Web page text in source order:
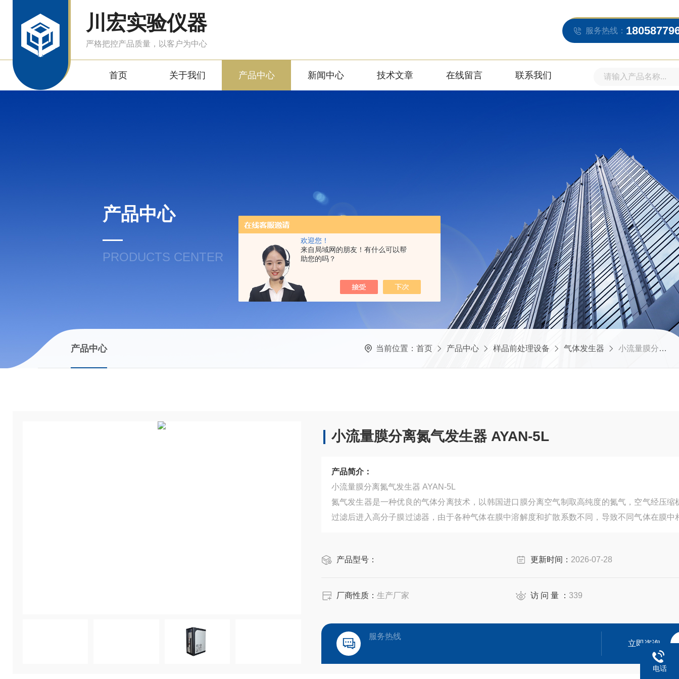
欢迎您！
来自局域网的朋友！有什么可以帮
助您的吗？
川宏实验仪器
严格把控产品质量，以客户为中心
服务热线：
首页 关于我们 产品中心 新闻中心 技术文章 在线留言 联系我们
产品中心
PRODUCTS CENTER
产品中心 当前位置： 首页 产品中心 样品前处理设备 气体发生器 小流量膜分离氮气发生器 AYAN-5L
小流量膜分离氮气发生器 AYAN-5L
产品简介：
小流量膜分离氮气发生器 AYAN-5L
氮气发生器是一种优良的气体分离技术，以韩国进口膜分离空气制取高纯度的氮气，空气经压缩
过滤后进入高分子膜过滤器，由于各种气体在膜中溶解度和扩散系数不同，导致不同气体在膜中
产品型号：
更新时间： 2026-07-28
厂商性质： 生产厂家 访 问 量 ：339
服务热线
立即咨询
电话